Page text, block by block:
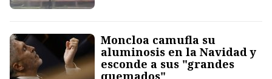
Moncloa camufla su
aluminosis en la Navidad y
esconde a sus "grandes
quemados"